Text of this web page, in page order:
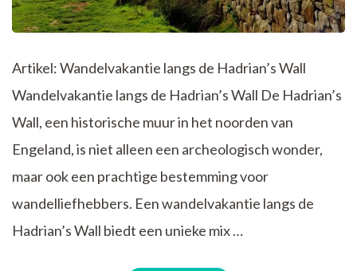
Artikel: Wandelvakantie langs de Hadrian’s Wall
Wandelvakantie langs de Hadrian’s Wall De Hadrian’s
Wall, een historische muur in het noorden van
Engeland, is niet alleen een archeologisch wonder,
maar ook een prachtige bestemming voor
wandelliefhebbers. Een wandelvakantie langs de
Hadrian’s Wall biedt een unieke mix …